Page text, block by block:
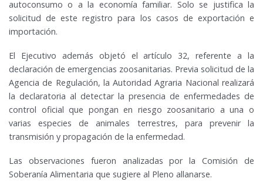
autoconsumo o a la economía familiar. Solo se justifica la
solicitud de este registro para los casos de exportación e
importación.
El Ejecutivo además objetó el artículo 32, referente a la
declaración de emergencias zoosanitarias. Previa solicitud de la
Agencia de Regulación, la Autoridad Agraria Nacional realizará
la declaratoria al detectar la presencia de enfermedades de
control oficial que pongan en riesgo zoosanitario a una o
varias especies de animales terrestres, para prevenir la
transmisión y propagación de la enfermedad.
Las observaciones fueron analizadas por la Comisión de
Soberanía Alimentaria que sugiere al Pleno allanarse.